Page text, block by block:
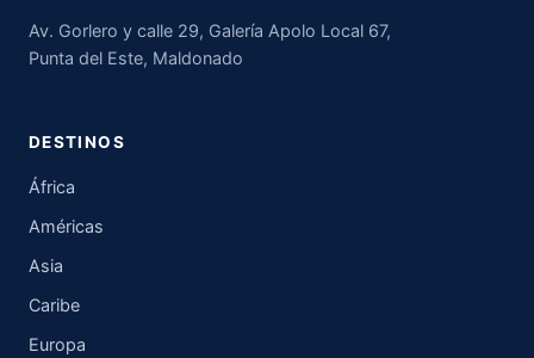
Av. Gorlero y calle 29, Galería Apolo Local 67,
Punta del Este, Maldonado
DESTINOS
África
Américas
Asia
Caribe
Europa